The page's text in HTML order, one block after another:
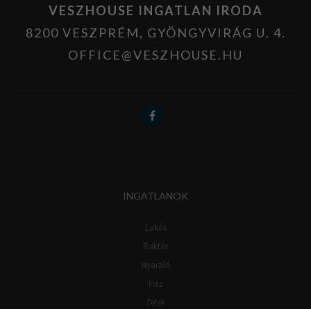
VESZHOUSE INGATLAN IRODA
8200 VESZPRÉM, GYÖNGYVIRÁG U. 4.
OFFICE@VESZHOUSE.HU
INGATLANOK
Lakás
Raktár
Nyaraló
Ház
Telek